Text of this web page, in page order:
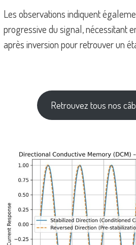
Les observations indiquent
progressive du signal, nécessitant
après inversion pour retrouver un
Retrouvez tous nos